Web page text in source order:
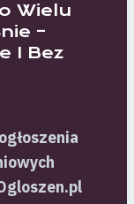
Wielu
–
I Bez